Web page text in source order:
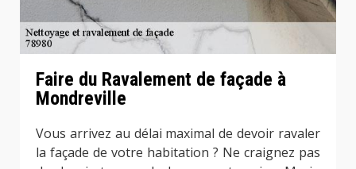
Faire du Ravalement de façade à
Mondreville
Vous arrivez au délai maximal de devoir ravaler
la façade de votre habitation ? Ne craignez pas